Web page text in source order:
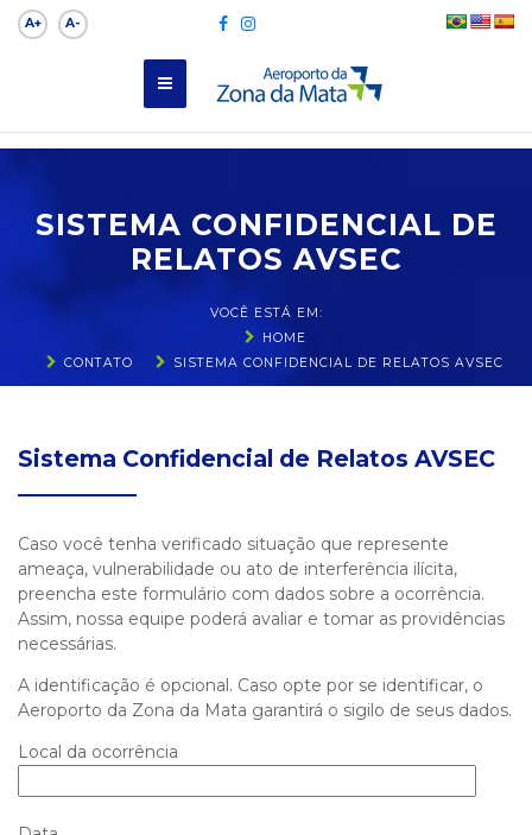
A+ A-
SISTEMA CONFIDENCIAL DE
RELATOS AVSEC
VOCÊ ESTÁ EM:
HOME
CONTATO
SISTEMA CONFIDENCIAL DE RELATOS AVSEC
Sistema Confidencial de Relatos AVSEC
Caso você tenha verificado situação que represente
ameaça, vulnerabilidade ou ato de interferência ilícita,
preencha este formulário com dados sobre a ocorrência.
Assim, nossa equipe poderá avaliar e tomar as providências
necessárias.
A identificação é opcional. Caso opte por se identificar, o
Aeroporto da Zona da Mata garantirá o sigilo de seus dados.
Local da ocorrência